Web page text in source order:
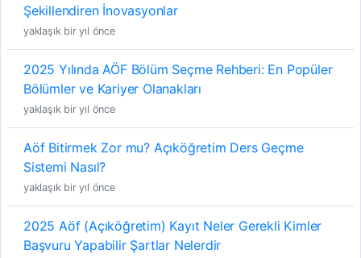
Şekillendiren İnovasyonlar
yaklaşık bir yıl önce
2025 Yılında AÖF Bölüm Seçme Rehberi: En Popüler
Bölümler ve Kariyer Olanakları
yaklaşık bir yıl önce
Aöf Bitirmek Zor mu? Açıköğretim Ders Geçme
Sistemi Nasıl?
yaklaşık bir yıl önce
2025 Aöf (Açıköğretim) Kayıt Neler Gerekli Kimler
Başvuru Yapabilir Şartlar Nelerdir